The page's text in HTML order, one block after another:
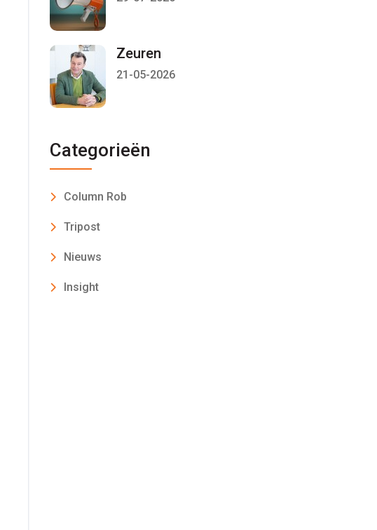
Zeuren
21-05-2026
Categorieën
Column Rob
Tripost
Nieuws
Insight